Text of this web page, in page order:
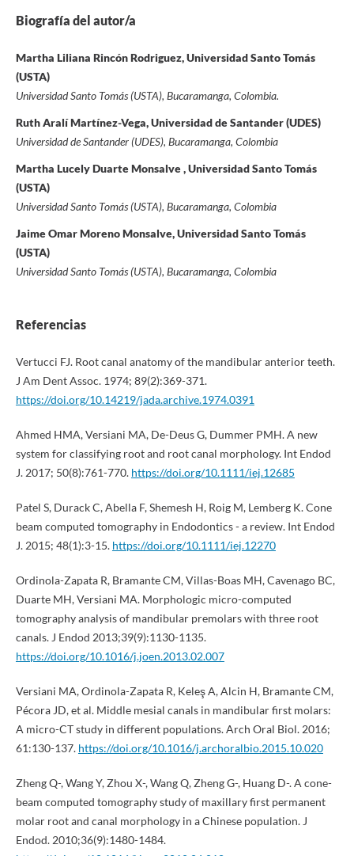
Biografía del autor/a
Martha Liliana Rincón Rodriguez, Universidad Santo Tomás
(USTA)
Universidad Santo Tomás (USTA), Bucaramanga, Colombia.
Ruth Aralí Martínez-Vega, Universidad de Santander (UDES)
Universidad de Santander (UDES), Bucaramanga, Colombia
Martha Lucely Duarte Monsalve , Universidad Santo Tomás
(USTA)
Universidad Santo Tomás (USTA), Bucaramanga, Colombia
Jaime Omar Moreno Monsalve, Universidad Santo Tomás
(USTA)
Universidad Santo Tomás (USTA), Bucaramanga, Colombia
Referencias
Vertucci FJ. Root canal anatomy of the mandibular anterior teeth.
J Am Dent Assoc. 1974; 89(2):369-371.
https://doi.org/10.14219/jada.archive.1974.0391
Ahmed HMA, Versiani MA, De-Deus G, Dummer PMH. A new
system for classifying root and root canal morphology. Int Endod
J. 2017; 50(8):761-770. https://doi.org/10.1111/iej.12685
Patel S, Durack C, Abella F, Shemesh H, Roig M, Lemberg K. Cone
beam computed tomography in Endodontics - a review. Int Endod
J. 2015; 48(1):3-15. https://doi.org/10.1111/iej.12270
Ordinola-Zapata R, Bramante CM, Villas-Boas MH, Cavenago BC,
Duarte MH, Versiani MA. Morphologic micro-computed
tomography analysis of mandibular premolars with three root
canals. J Endod 2013;39(9):1130-1135.
https://doi.org/10.1016/j.joen.2013.02.007
Versiani MA, Ordinola-Zapata R, Keleş A, Alcin H, Bramante CM,
Pécora JD, et al. Middle mesial canals in mandibular first molars:
A micro-CT study in different populations. Arch Oral Biol. 2016;
61:130-137. https://doi.org/10.1016/j.archoralbio.2015.10.020
Zheng Q-, Wang Y, Zhou X-, Wang Q, Zheng G-, Huang D-. A cone-
beam computed tomography study of maxillary first permanent
molar root and canal morphology in a Chinese population. J
Endod. 2010;36(9):1480-1484.